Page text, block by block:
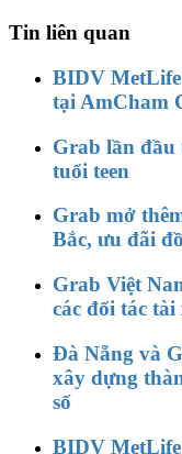
Tin liên quan
BIDV
tại AmCham
Grab lần đầu
tuổi teen
Grab mở
Bắc, ưu đãi
Grab Việt
các đối tác tài
Đà Nẵng và
xây dựng
số
BIDV MetLife